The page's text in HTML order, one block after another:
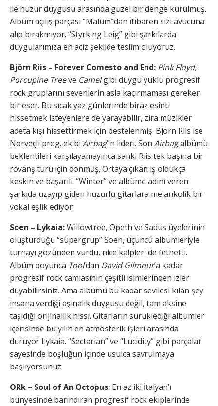
ile huzur duygusu arasında güzel bir denge kurulmuş.
Albüm açılış parçası “Malum”dan itibaren sizi avucuna
alıp bırakmıyor. “Styrking Leig” gibi şarkılarda
duygularımıza en aciz şekilde teslim oluyoruz.
Björn Riis – Forever Comesto and End: Pink Floyd,
Porcupine Treeve Camelgibi duygu yüklü progresif
rock gruplarını sevenlerin asla kaçırmaması gereken
bir eser. Bu sıcak yaz günlerinde biraz esinti
hissetmek isteyenlere de yarayabilir, zira müzikler
adeta kışı hissettirmek için bestelenmiş. Björn Riis ise
Norveçli prog. ekibi Airbag’in lideri. Son Airbagalbümü
beklentileri karşılayamayınca sanki Riis tek başına bir
rövanş turu için dönmüş. Ortaya çıkan iş oldukça
keskin ve başarılı. “Winter” ve albüme adını veren
şarkıda uzayıp giden huzurlu gitarlara melankolik bir
vokal eşlik ediyor.
Soen – Lykaia:Willowtree, Opeth ve Sadus üyelerinin
oluşturduğu “süpergrup” Soen, üçüncü albümleriyle
turnayı gözünden vurdu, nice kalpleri de fethetti.
Albüm boyunca Tool’dan David Gilmour’a kadar
progresif rock camiasının çeşitli isimlerinden izler
duyabilirsiniz. Ama albümü bu kadar sevilesi kılan şey
insana verdiği aşinalık duygusu değil, tam aksine
taşıdığı orijinallik hissi. Gitarların sürüklediği albümler
içerisinde bu yılın en atmosferik işleri arasında
duruyor Lykaia. “Sectarian” ve “Lucidity” gibi parçalar
sayesinde boşluğun içinde usulca savrulmaya
başlıyorsunuz.
ORk – Soul of An Octopus: En az iki İtalyan’ı
bünyesinde barındıran progresif rock ekiplerinde